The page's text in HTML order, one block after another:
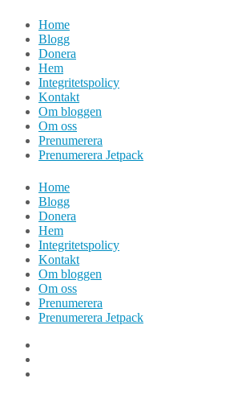
Hoppa
innehåll
Home
Blogg
Donera
Hem
Integritetspolicy
Kontakt
Om bloggen
Om oss
Prenumerera
Prenumerera Jetpack
Home
Blogg
Donera
Hem
Integritetspolicy
Kontakt
Om bloggen
Om oss
Prenumerera
Prenumerera Jetpack